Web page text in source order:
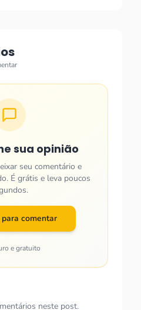
sua opinião
seu comentário e
É grátis e leva poucos
para comentar
e gratuito
neste post.